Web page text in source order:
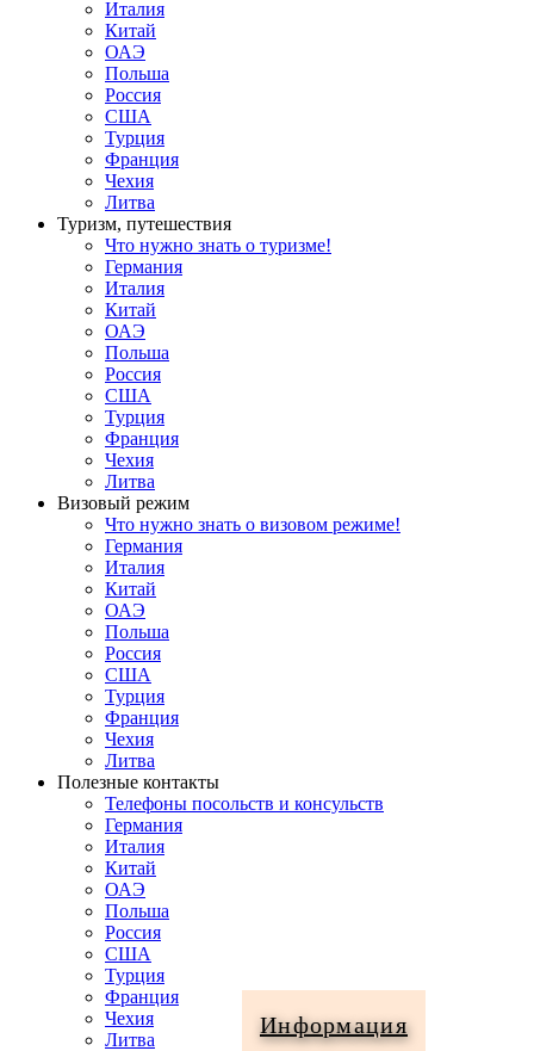
Италия
Китай
ОАЭ
Польша
Россия
США
Турция
Франция
Чехия
Литва
Туризм, путешествия
Что нужно знать о туризме!
Германия
Италия
Китай
ОАЭ
Польша
Россия
США
Турция
Франция
Чехия
Литва
Визовый режим
Что нужно знать о визовом режиме!
Германия
Италия
Китай
ОАЭ
Польша
Россия
США
Турция
Франция
Чехия
Литва
Полезные контакты
Телефоны посольств и консульств
Германия
Италия
Китай
ОАЭ
Польша
Россия
США
Турция
Франция
Чехия
Литва
Информация